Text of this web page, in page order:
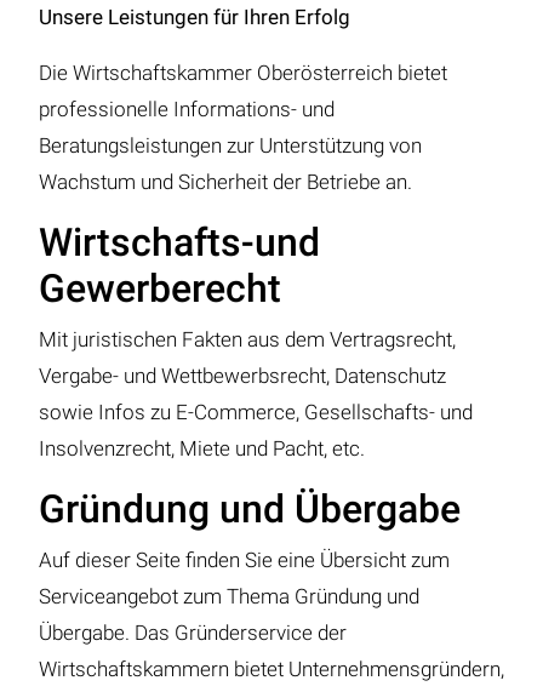
Unsere Leistungen für Ihren Erfolg
Die Wirtschaftskammer Oberösterreich bietet
professionelle Informations- und
Beratungsleistungen zur Unterstützung von
Wachstum und Sicherheit der Betriebe an.
Wirtschafts-und
Gewerberecht
Mit juristischen Fakten aus dem Vertragsrecht,
Vergabe- und Wettbewerbsrecht, Datenschutz
sowie Infos zu E-Commerce, Gesellschafts- und
Insolvenzrecht, Miete und Pacht, etc.
Gründung und Übergabe
Auf dieser Seite finden Sie eine Übersicht zum
Serviceangebot zum Thema Gründung und
Übergabe. Das Gründerservice der
Wirtschaftskammern bietet Unternehmensgründern,